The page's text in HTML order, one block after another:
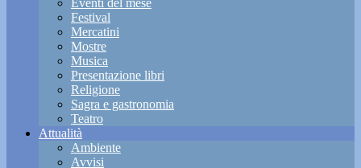
Eventi del mese
Festival
Mercatini
Mostre
Musica
Presentazione libri
Religione
Sagra e gastronomia
Teatro
Attualità
Ambiente
Avvisi